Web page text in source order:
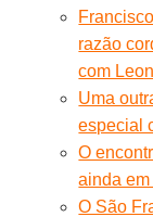
razão
com
Uma
especial
O
ainda
O São